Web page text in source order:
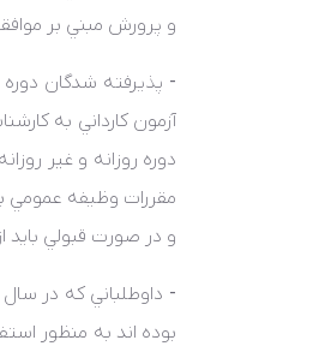
و پرورش مبني بر
- پذيرفته شدگان دوره
دوره روزانه و غير
مقررات وظيفه عمومي
و در صورت قبولي بايد
-
بوده اند به منظور